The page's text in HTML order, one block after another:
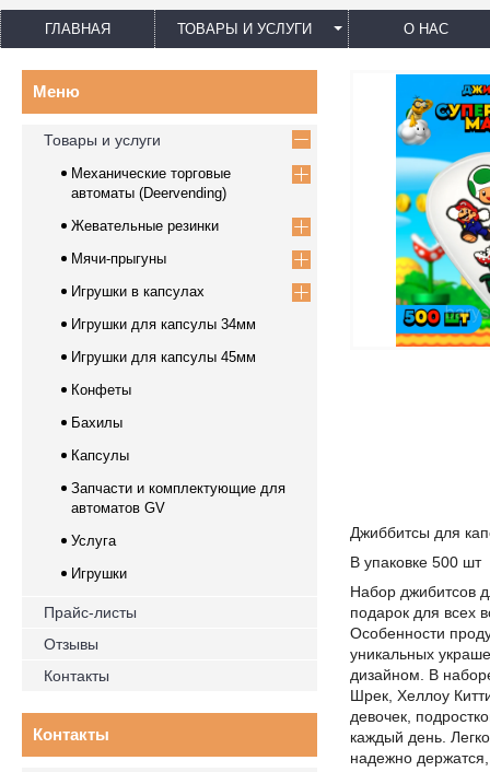
ГЛАВНАЯ ТОВАРЫ И УСЛУГИ О НАС
Джиббитсы для
В упаковке 500 шт
Набор джибитсов
подарок для всех
Особенности
уникальных
дизайном. В
Шрек, Хеллоу
девочек,
каждый день.
надежно
Товары и услуги
Механические торговые
автоматы (Deervending)
Жевательные резинки
Мячи-прыгуны
Игрушки в капсулах
Игрушки для капсулы 34мм
Игрушки для капсулы 45мм
Конфеты
Бахилы
Капсулы
Запчасти и комплектующие для
автоматов GV
Услуга
Игрушки
Прайс-листы
Отзывы
Контакты
Контакты